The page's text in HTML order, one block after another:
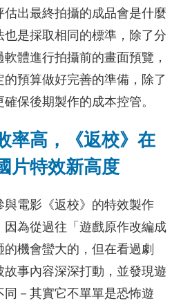
出最終拍攝的成品會是什麼
是採取相同的標準，除了分
體進行拍攝前的畫面預覽，
預算做好完善的準備，除了
保後期製作的成本控管。
率高，《返校》在
片特效新高度
電影《返校》的特效製作
為從過往「遊戲原作改編成
機會蠻大的，但在看過劇
事內容深深打動，並發現遊
－其實它不單單是恐怖遊